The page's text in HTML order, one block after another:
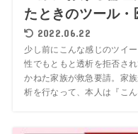
たときのツール・
2022.06.22
少し前にこんな感じのツイ
性でもともと透析を拒否さ
かねた家族が救急要請。家
析を行なって、本人は『こん